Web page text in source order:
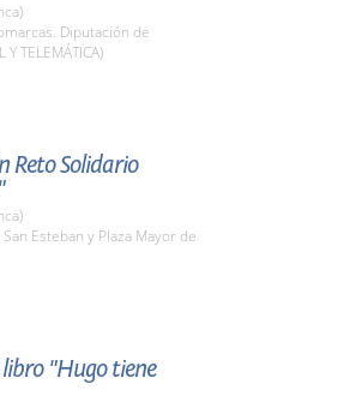
Diputación de
Y TELEMÁTICA)
Reto Solidario
Esteban y Plaza Mayor de
"Hugo tiene